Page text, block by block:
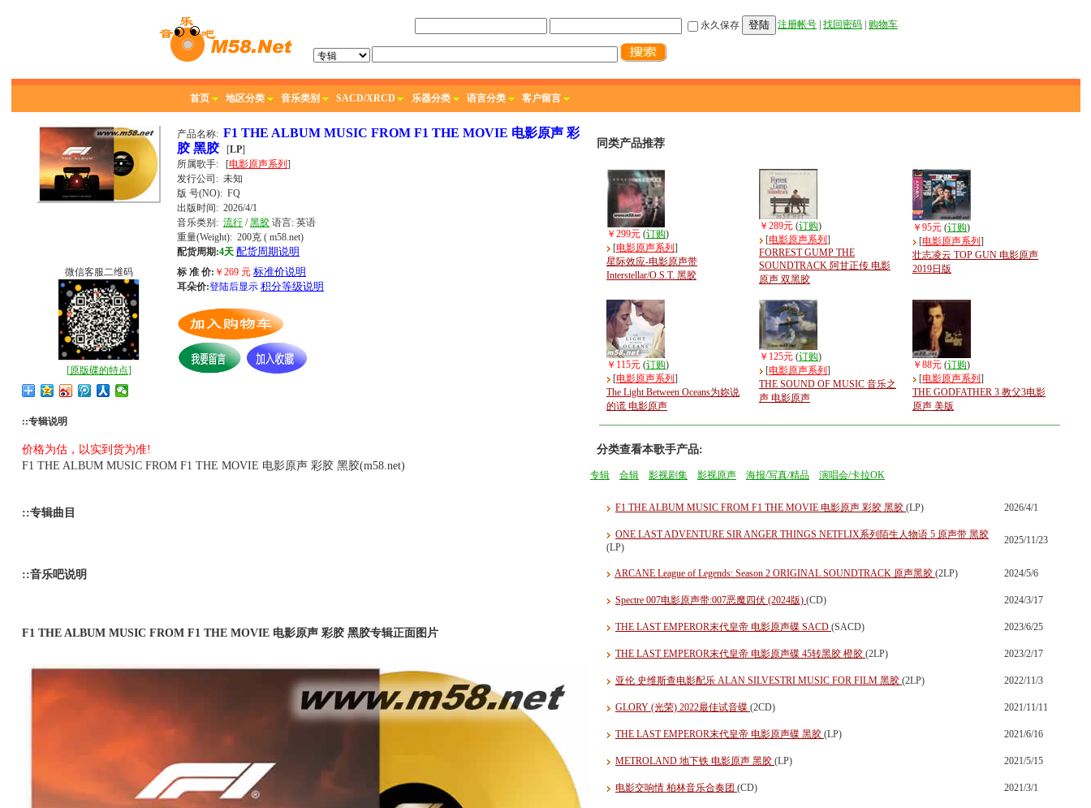
永久保存 登陆 注册帐号 找回密码 购物车
首页 地区分类 音乐类别 SACD/XRCD 乐器分类 语言分类 客户留言
产品名称: F1 THE ALBUM MUSIC FROM F1 THE MOVIE 电影原声 彩
胶 黑胶 [LP]
所属歌手: [电影原声系列 ]
发行公司: 未知
版 号(NO): FQ
出版时间: 2026/4/1
音乐类别: 流行 /黑胶 语言: 英语
重量(Weight): 200克 ( m58.net)
配货周期:4天 配货周期说明
标 准 价: ￥ 269 元 标准价说明
耳朵价:登陆后显示 积分等级说明
微信客服二维码
[原版碟的特点]
::专辑说明
价格为估，以实到货为准!
F1 THE ALBUM MUSIC FROM F1 THE MOVIE 电影原声 彩胶 黑胶(m58.net)
::专辑曲目
::音乐吧说明
F1 THE ALBUM MUSIC FROM F1 THE MOVIE 电影原声 彩胶 黑胶专辑正面图片
同类产品推荐
￥299元 (订购)
[电影原声系列 ]
星际效应-电影原声带
Interstellar/O.S.T. 黑胶
￥289元 (订购)
[电影原声系列 ]
FORREST GUMP THE
SOUNDTRACK 阿甘正传 电影
原声 双黑胶
￥95元 (订购)
[电影原声系列 ]
壮志凌云 TOP GUN 电影原声
2019日版
￥115元 (订购)
[电影原声系列 ]
The Light Between Oceans为妳说
的谎 电影原声
￥125元 (订购)
[电影原声系列 ]
THE SOUND OF MUSIC 音乐之
声 电影原声
￥88元 (订购)
[电影原声系列 ]
THE GODFATHER 3 教父3电影
原声 美版
分类查看本歌手产品:
专辑 合辑 影视剧集 影视原声 海报/写真/精品 演唱会/卡拉OK
F1 THE ALBUM MUSIC FROM F1 THE MOVIE 电影原声 彩胶 黑胶 (LP) 2026/4/1
ONE LAST ADVENTURE SIR ANGER THINGS NETFLIX系列陌生人物语 5 原声带 黑胶
(LP)
2025/11/23
ARCANE League of Legends: Season 2 ORIGINAL SOUNDTRACK 原声黑胶 (2LP) 2024/5/6
Spectre 007电影原声带:007恶魔四伏 (2024版) (CD) 2024/3/17
THE LAST EMPEROR末代皇帝 电影原声碟 SACD (SACD) 2023/6/25
THE LAST EMPEROR末代皇帝 电影原声碟 45转黑胶 橙胶 (2LP) 2023/2/17
亚伦 史维斯查电影配乐 ALAN SILVESTRI MUSIC FOR FILM 黑胶 (2LP) 2022/11/3
GLORY (光荣) 2022最佳试音碟 (2CD) 2021/11/11
THE LAST EMPEROR末代皇帝 电影原声碟 黑胶 (LP) 2021/6/16
METROLAND 地下铁 电影原声 黑胶 (LP) 2021/5/15
电影交响情 柏林音乐合奏团 (CD) 2021/3/1